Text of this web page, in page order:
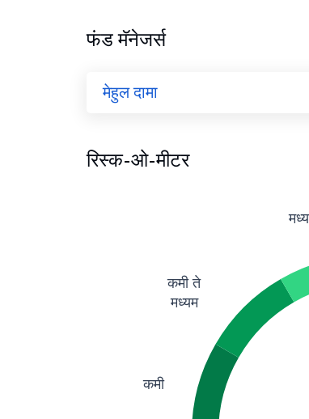
फंड मॅनेजर्स
मेहुल दामा
रिस्क-ओ-मीटर
कमी
कमी ते
मध्यम